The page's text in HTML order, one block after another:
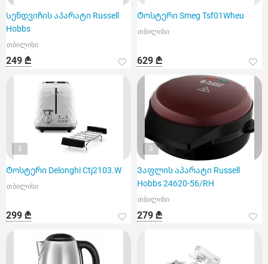
Სენდვიჩის აპარატი Russell
Hobbs
თბილისი
249 ₾
Ტოსტერი Smeg Tsf01Wheu
თბილისი
629 ₾
3
Ტოსტერი Delonghi Ctj2103.W
თბილისი
299 ₾
3
Ვაფლის აპარატი Russell
Hobbs 24620-56/RH
თბილისი
279 ₾